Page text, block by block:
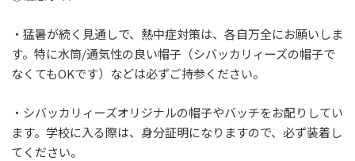
・猛暑が続く見通しで、熱中症対策は、各自万全にお願いしま
す。特に水筒/通気性の良い帽子（シバッカリィーズの帽子で
なくてもOKです）などは必ずご持参ください。
・シバッカリィーズオリジナルの帽子やバッチをお配りしてい
ます。学校に入る際は、身分証明になりますので、必ず装着し
てください。